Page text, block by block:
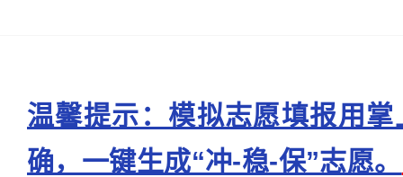
温馨提示：模拟志愿填报用
确，一键生成“冲-稳-保”志愿。